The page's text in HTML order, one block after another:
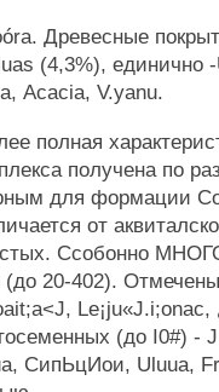
Древесные
(4,3%), единично
Acacia, V.yanu.
полная
получена по
для формации
от
Ссобонно
20-402).
(до I0#) -
СипЬцИои, Uluua,